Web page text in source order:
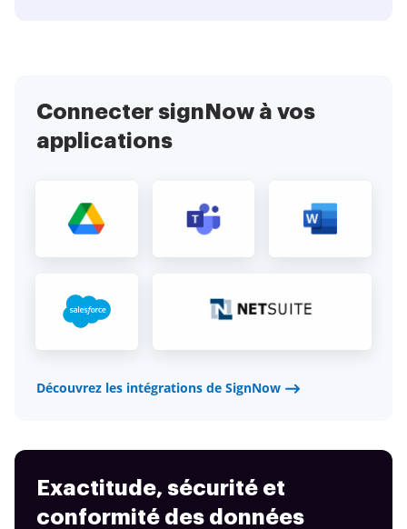
Connecter signNow à vos
applications
Découvrez les intégrations de SignNow
Exactitude, sécurité et
conformité des données